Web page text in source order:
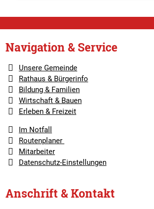
Navigation & Service
Unsere Gemeinde
Rathaus & Bürgerinfo
Bildung & Familien
Wirtschaft & Bauen
Erleben & Freizeit
Im Notfall
Routenplaner
Mitarbeiter
Datenschutz-Einstellungen
Anschrift & Kontakt